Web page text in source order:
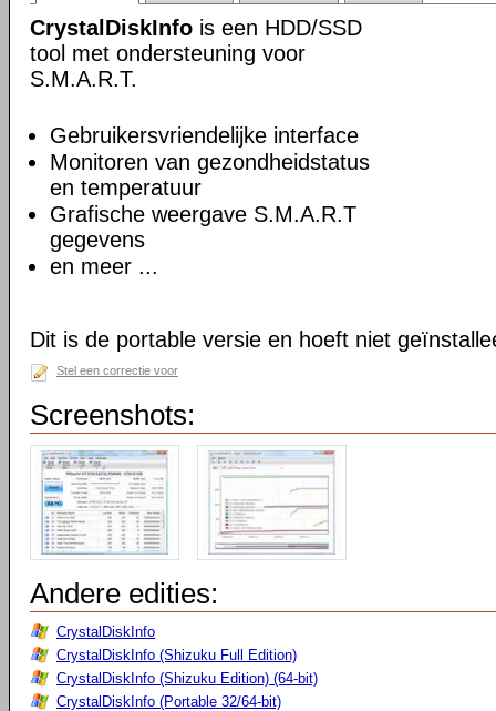
CrystalDiskInfo is een HDD/SSD
tool met ondersteuning voor
S.M.A.R.T.
Gebruikersvriendelijke interface
Monitoren van gezondheidstatus
en temperatuur
Grafische weergave S.M.A.R.T
gegevens
en meer ...
Dit is de portable versie en hoeft niet
Stel een correctie voor
Screenshots:
Andere edities:
CrystalDiskInfo
CrystalDiskInfo (Shizuku Full Edition)
CrystalDiskInfo (Shizuku Edition) (64-bit)
CrystalDiskInfo (Portable 32/64-bit)